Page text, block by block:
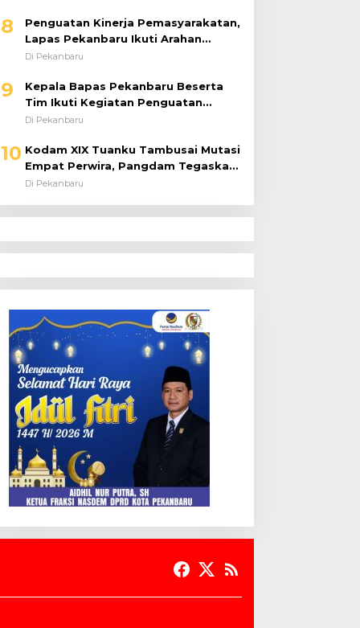
8
Penguatan Kinerja Pemasyarakatan,
Lapas Pekanbaru Ikuti Arahan
Dirjenpas Secara Virtual
Di Pekanbaru
9
Kepala Bapas Pekanbaru Beserta
Tim Ikuti Kegiatan Penguatan
Tugas dan Fungsi serta Paparan
Di Pekanbaru
10 Kodam XIX Tuanku Tambusai Mutasi
Empat Perwira, Pangdam Tegaskan
Regenerasi untuk Perkuat Kinerja
Di Pekanbaru